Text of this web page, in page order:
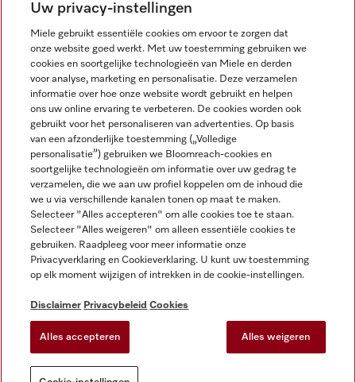
Disclaimer
Algemene voorwaarden en informatie
Privacybeleid
Gebruiksvoorwaarden
Toegankelijkheidsverklaring
Digital Services Act
Cookie-instellingen
Miele op Instagram
Miele op Facebook
Miele op Youtube
Uw privacy-instellingen
Miele gebruikt essentiële cookies om ervoor te zorgen dat
onze website goed werkt. Met uw toestemming gebruiken we
cookies en soortgelijke technologieën van Miele en derden
voor analyse, marketing en personalisatie. Deze verzamelen
informatie over hoe onze website wordt gebruikt en helpen
ons uw online ervaring te verbeteren. De cookies worden ook
gebruikt voor het personaliseren van advertenties. Op basis
van een afzonderlijke toestemming („Volledige
personalisatie”) gebruiken we Bloomreach-cookies en
soortgelijke technologieën om informatie over uw gedrag te
verzamelen, die we aan uw profiel koppelen om de inhoud die
we u via verschillende kanalen tonen op maat te maken.
Selecteer "Alles accepteren" om alle cookies toe te staan.
Selecteer "Alles weigeren" om alleen essentiële cookies te
gebruiken. Raadpleeg voor meer informatie onze
Privacyverklaring en Cookieverklaring. U kunt uw toestemming
op elk moment wijzigen of intrekken in de cookie-instellingen.
Disclaimer Privacybeleid Cookies
Alles accepteren Alles weigeren